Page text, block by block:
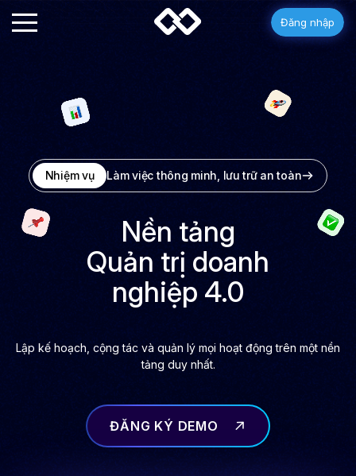
Đăng nhập
Nhiệm vụ Làm việc thông minh, lưu trữ an toàn
Nền tảng
Quản trị doanh
nghiệp 4.0
Lập kế hoạch, cộng tác và quản lý mọi hoạt động trên một nền
tảng duy nhất.
ĐĂNG KÝ DEMO